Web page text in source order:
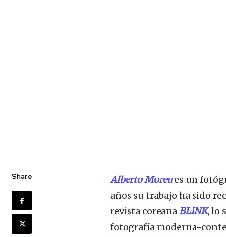
Share Alberto Moreues un
años su trabajo ha sido
revista coreanaBLINK, lo
fotografía moderna-